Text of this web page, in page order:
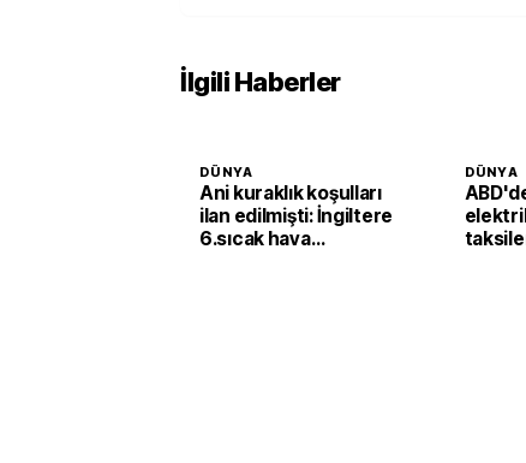
İlgili Haberler
DÜNYA
Ani kuraklık koşulları
ilan edilmişti: İngiltere
6.sıcak hava
DÜNYA